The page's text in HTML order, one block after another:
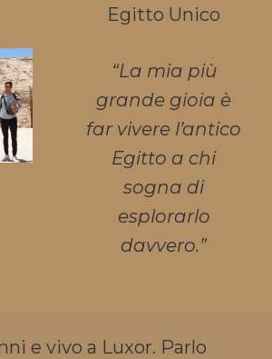
Egitto Unico
“La mia più
grande gioia è
far vivere l’antico
Egitto a chi
sogna di
esplorarlo
davvero.”
e vivo a Luxor. Parlo